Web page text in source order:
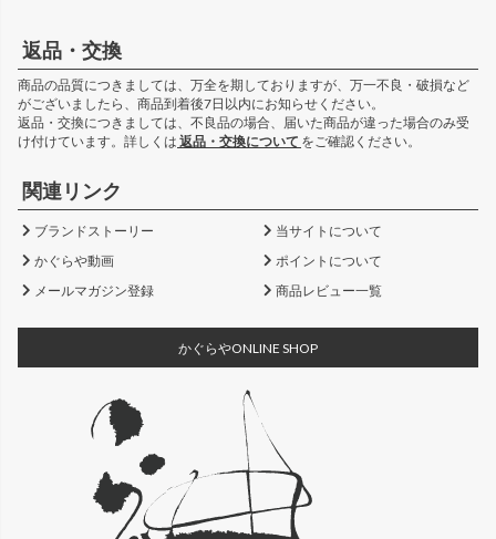
返品・交換
商品の品質につきましては、万全を期しておりますが、万一不良・破損など
がございましたら、商品到着後7日以内にお知らせください。
返品・交換につきましては、不良品の場合、届いた商品が違った場合のみ受
け付けています。詳しくは 返品・交換について をご確認ください。
関連リンク
ブランドストーリー
当サイトについて
かぐらや動画
ポイントについて
メールマガジン登録
商品レビュー一覧
かぐらやONLINE SHOP